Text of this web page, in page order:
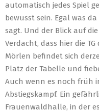
automatisch jedes Spiel
bewusst sein. Egal was
sagt. Und der Blick auf
Verdacht, dass hier die
Mörlen befindet sich
Platz der Tabelle und
Auch wenn es noch früh
Abstiegskampf. Ein
Frauenwaldhalle, in der